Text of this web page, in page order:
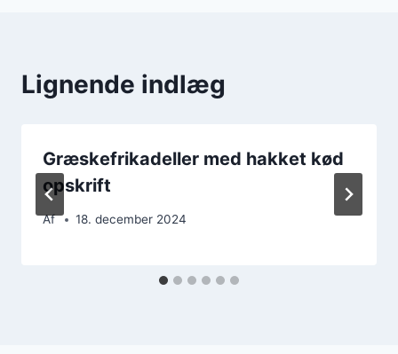
Lignende indlæg
Græskefrikadeller med hakket kød
opskrift
Af 18. december 2024